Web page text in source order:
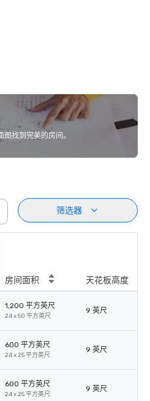
找到完美的房间。
筛选器
房间面积 天花板高度
1,200 平方英尺
24 x 50 平方英尺
9 英尺
600 平方英尺
24 x 25 平方英尺
9 英尺
600 平方英尺
24 x 25 平方英尺
9 英尺